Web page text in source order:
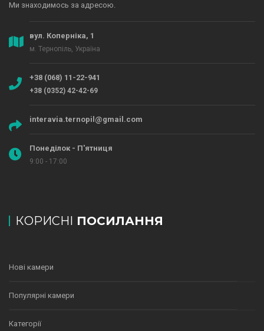
Ми знаходимось за адресою.
вул. Коперніка, 1
м. Тернопіль, Україна
+38 (068) 11-22-941
+38 (0352) 42-42-69
interavia.ternopil@gmail.com
Понеділок - П'ятниця
9:00 - 17:00
КОРИСНІ ПОСИЛАННЯ
Нові камери
Популярні камери
Категорії